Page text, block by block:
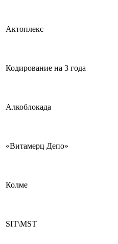
Актоплекс
Кодирование на 3 года
Алкоблокада
«Витамерц Депо»
Колме
SIT\MST